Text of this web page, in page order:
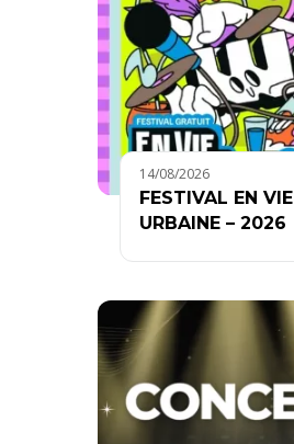
14/08/2026
FESTIVAL EN VIE
URBAINE – 2026